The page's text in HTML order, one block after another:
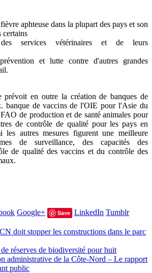
aphteuse dans la plupart des pays et son
certains
des services vétérinaires et de leurs
et lutte contre d'autres grandes
prévoit en outre la création de banques de
banque de vaccins de l'OIE pour l'Asie du
de production et de santé animales pour
de contrôle de qualité pour les pays en
les autres mesures figurent une meilleure
de surveillance, des capacités des
de qualité des vaccins et du contrôle des
Google+ Save LinkedIn Tumblr
doit stopper les constructions dans le parc
réserves de biodiversité pour huit
administrative de la Côte-Nord – Le rapport
public